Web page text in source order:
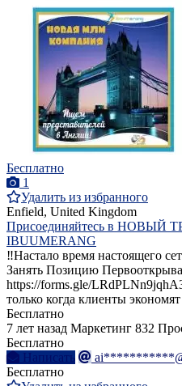
Бесплатно
1
Удалить из избранного
Enfield, United Kingdom
Присоединяйтесь в
IBUUMERANG
‼Настало время настоящего
Занять Позицию
https://forms.gle/
только когда клиенты
Бесплатно
7 лет назад Маркетинг 832
Бесплатно
Написать
Бесплатно